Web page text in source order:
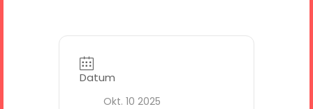
Datum
Okt. 10 2025